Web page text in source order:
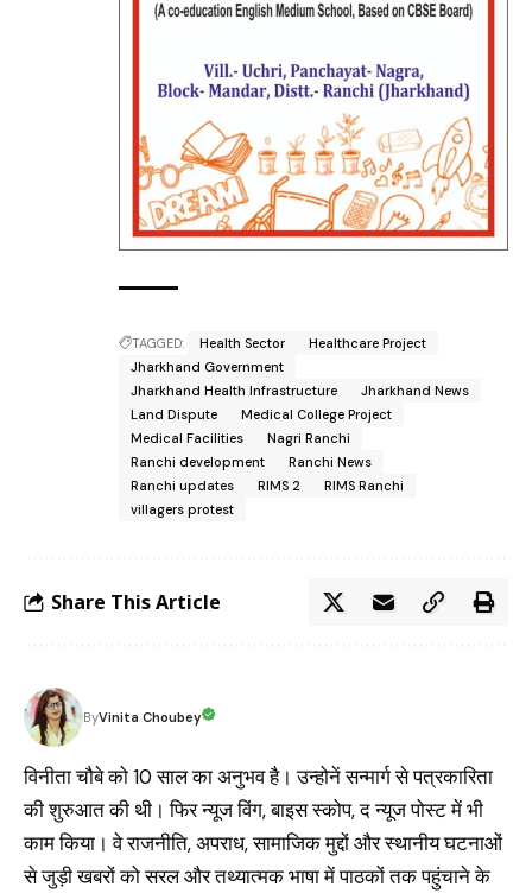
TAGGED: Health Sector
Healthcare Project
Jharkhand Government
Jharkhand Health Infrastructure
Jharkhand News
Land Dispute
Medical College Project
Medical Facilities
Nagri Ranchi
Ranchi development
Ranchi News
Ranchi updates
RIMS 2
RIMS Ranchi
villagers protest
Share This Article
ByVinita Choubey
विनीता चौबे को 10 साल का अनुभव है। उन्होनें सन्मार्ग से पत्रकारिता
की शुरुआत की थी। फिर न्यूज विंग, बाइस स्कोप, द न्यूज पोस्ट में भी
काम किया। वे राजनीति, अपराध, सामाजिक मुद्दों और स्थानीय घटनाओं
से जुड़ी खबरों को सरल और तथ्यात्मक भाषा में पाठकों तक पहुंचाने के